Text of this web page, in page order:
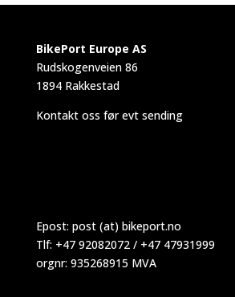
BikePort Europe AS
Rudskogenveien 86
1894 Rakkestad
Kontakt oss før evt sending
Epost: post (at) bikeport.no
Tlf: +47 92082072 / +47 47931999
orgnr: 935268915 MVA